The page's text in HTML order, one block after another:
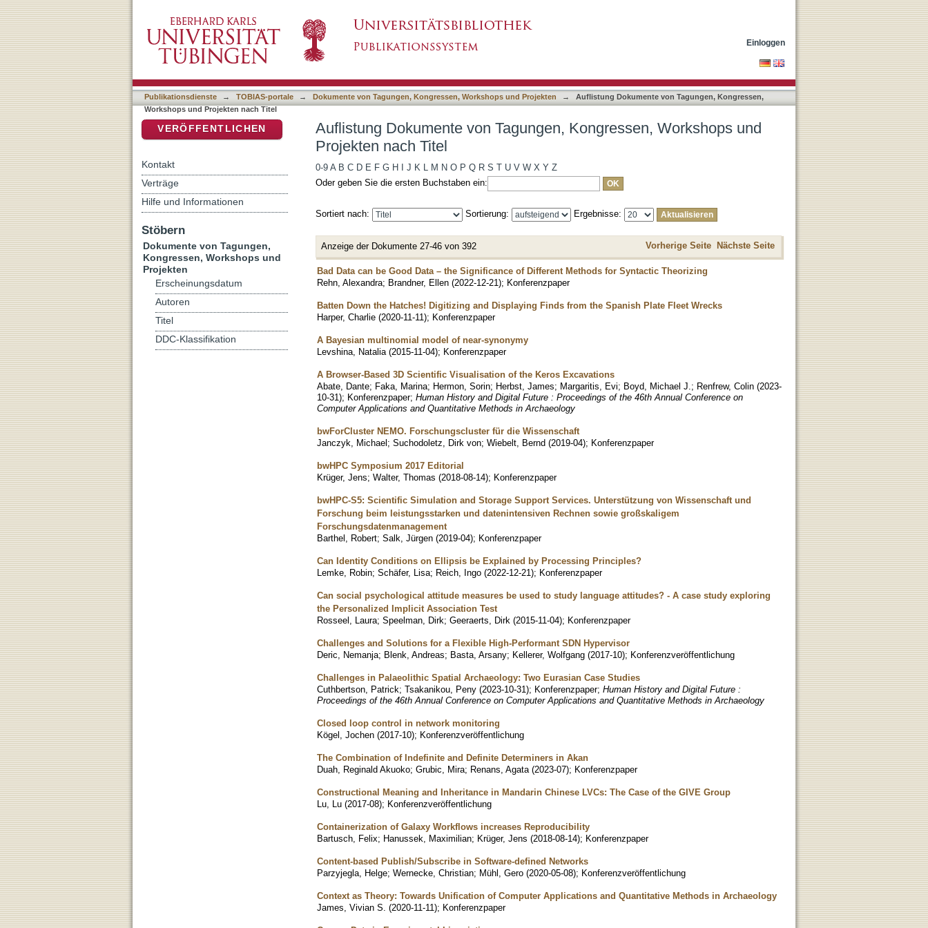
Einloggen
Publikationsdienste → TOBIAS-portale → Dokumente von Tagungen, Kongressen, Workshops und Projekten →
Auflistung Dokumente von Tagungen, Kongressen,
Workshops und Projekten nach Titel
Auflistung Dokumente von Tagungen, Kongressen, Workshops und
Projekten nach Titel
0-9 A B C D E F G H J K L M N O P Q R S T U V W X Y Z
Oder geben Sie die ersten Buchstaben ein:
Sortiert nach: Sortierung: Ergebnisse:
Anzeige der Dokumente 27-46 von 392 Vorherige Seite Nächste Seite
Bad Data can be Good Data – the Significance of Different Methods for Syntactic Theorizing
Rehn, Alexandra; Brandner, Ellen (2022-12-21); Konferenzpaper
Batten Down the Hatches! Digitizing and Displaying Finds from the Spanish Plate Fleet Wrecks
Harper, Charlie (2020-11-11); Konferenzpaper
A Bayesian multinomial model of near-synonymy
Levshina, Natalia (2015-11-04); Konferenzpaper
A Browser-Based 3D Scientific Visualisation of the Keros Excavations
Abate, Dante; Faka, Marina; Hermon, Sorin; Herbst, James; Margaritis, Evi; Boyd, Michael J. ; Renfrew, Colin (2023-
10-31); Konferenzpaper; Human History and Digital Future : Proceedings of the 46th Annual Conference on
Computer Applications and Quantitative Methods in Archaeology
bwForCluster NEMO. Forschungscluster für die Wissenschaft
Janczyk, Michael; Suchodoletz, Dirk von; Wiebelt, Bernd (2019-04); Konferenzpaper
bwHPC Symposium 2017 Editorial
Krüger, Jens; Walter, Thomas (2018-08-14); Konferenzpaper
bwHPC-S5: Scientific Simulation and Storage Support Services. Unterstützung von Wissenschaft und
Forschung beim leistungsstarken und datenintensiven Rechnen sowie großskaligem
Forschungsdatenmanagement
Barthel, Robert; Salk, Jürgen (2019-04); Konferenzpaper
Can Identity Conditions on Ellipsis be Explained by Processing Principles?
Lemke, Robin; Schäfer, Lisa; Reich, Ingo (2022-12-21); Konferenzpaper
Can social psychological attitude measures be used to study language attitudes? - A case study exploring
the Personalized Implicit Association Test
Rosseel, Laura; Speelman, Dirk; Geeraerts, Dirk (2015-11-04); Konferenzpaper
Challenges and Solutions for a Flexible High-Performant SDN Hypervisor
Deric, Nemanja; Blenk, Andreas; Basta, Arsany; Kellerer, Wolfgang (2017-10); Konferenzveröffentlichung
Challenges in Palaeolithic Spatial Archaeology: Two Eurasian Case Studies
Cuthbertson, Patrick; Tsakanikou, Peny (2023-10-31); Konferenzpaper; Human History and Digital Future :
Proceedings of the 46th Annual Conference on Computer Applications and Quantitative Methods in Archaeology
Closed loop control in network monitoring
Kögel, Jochen (2017-10); Konferenzveröffentlichung
The Combination of Indefinite and Definite Determiners in Akan
Duah, Reginald Akuoko; Grubic, Mira; Renans, Agata (2023-07); Konferenzpaper
Constructional Meaning and Inheritance in Mandarin Chinese LVCs: The Case of the GIVE Group
Lu, Lu (2017-08); Konferenzveröffentlichung
Containerization of Galaxy Workflows increases Reproducibility
Bartusch, Felix; Hanussek, Maximilian; Krüger, Jens (2018-08-14); Konferenzpaper
Content-based Publish/Subscribe in Software-deﬁned Networks
Parzyjegla, Helge; Wernecke, Christian; Mühl, Gero (2020-05-08); Konferenzveröffentlichung
Context as Theory: Towards Unification of Computer Applications and Quantitative Methods in Archaeology
James, Vivian S. (2020-11-11); Konferenzpaper
VERÖFFENTLICHEN
Kontakt
Verträge
Hilfe und Informationen
Stöbern
Dokumente von Tagungen,
Kongressen, Workshops und
Projekten
Erscheinungsdatum
Autoren
Titel
DDC-Klassifikation